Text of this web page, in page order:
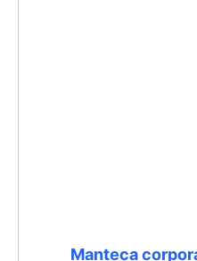
Manteca